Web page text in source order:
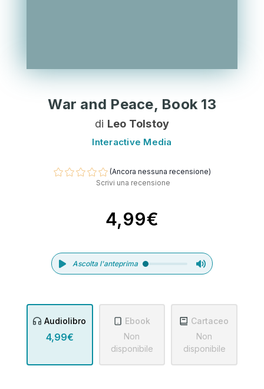
War and Peace, Book 13
di Leo Tolstoy
Interactive Media
(Ancora nessuna recensione)
Scrivi una recensione
4,99€
Ascolta l'anteprima
Audiolibro
4,99€
Ebook
Non
disponibile
Cartaceo
Non
disponibile